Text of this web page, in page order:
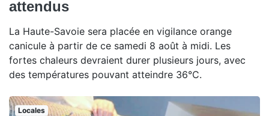
attendus
La Haute-Savoie sera placée en vigilance orange
canicule à partir de ce samedi 8 août à midi. Les
fortes chaleurs devraient durer plusieurs jours, avec
des températures pouvant atteindre 36°C.
Locales